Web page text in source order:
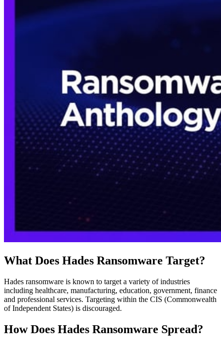
What Does Hades Ransomware Target?
Hades ransomware is known to target a variety of industries
including healthcare, manufacturing, education, government, finance
and professional services. Targeting within the CIS (Commonwealth
of Independent States) is discouraged.
How Does Hades Ransomware Spread?